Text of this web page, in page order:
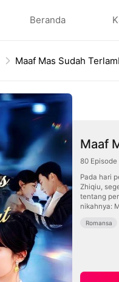
Beranda
Maaf Mas Sudah
Maaf
80 Episode
Pada hari
Zhiqiu,
tentang
nikahnya:
Romansa